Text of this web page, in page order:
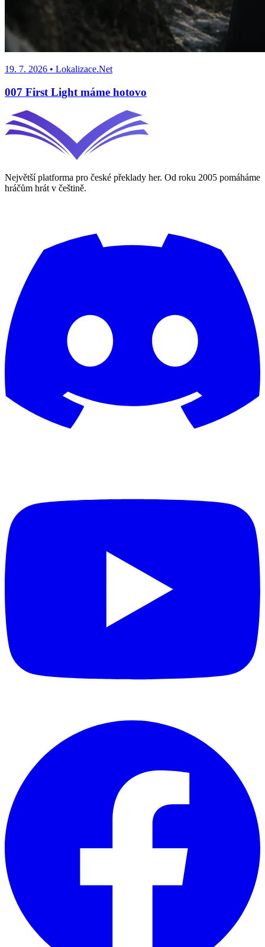
19. 7. 2026 • Lokalizace.Net
007 First Light máme hotovo
Největší platforma pro české překlady her. Od roku 2005 pomáháme
hráčům hrát v češtině.